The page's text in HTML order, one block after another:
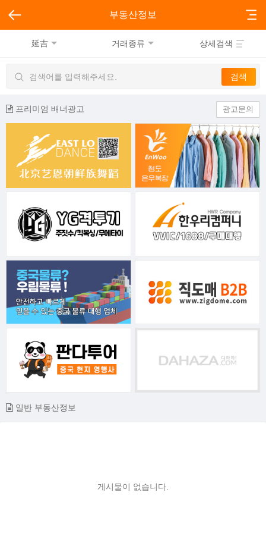
부동산정보
延吉 거래종류 상세검색
프리미엄 배너광고 광고문의
일반 부동산정보
게시물이 없습니다.